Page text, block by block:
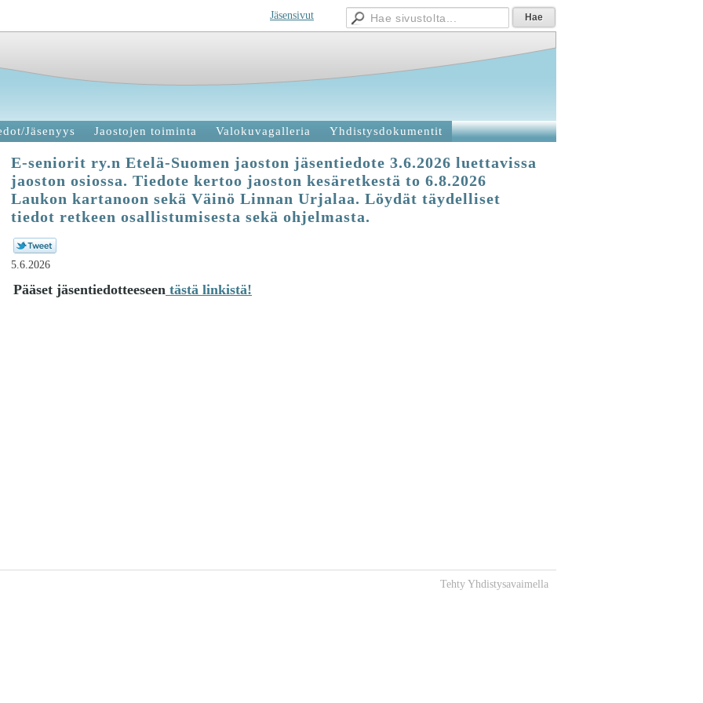
Jäsensivut
Jäsenyys Jaostojen toiminta Valokuvagalleria Yhdistysdokumentit
E-seniorit ry.n Etelä-Suomen jaoston jäsentiedote 3.6.2026 luettavissa
jaoston osiossa. Tiedote kertoo jaoston kesäretkestä to 6.8.2026
Laukon kartanoon sekä Väinö Linnan Urjalaa. Löydät täydelliset
tiedot retkeen osallistumisesta sekä ohjelmasta.
5.6.2026
Pääset jäsentiedotteeseen tästä linkistä!
Tehty Yhdistysavaimella